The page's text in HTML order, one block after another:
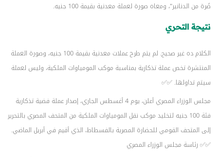
صُرة من الدنانير"، ومعاه صورة لعملة معدنية بقيمة 100 جنيه.
نتيجة التحري
الكلام ده غير صحيح. لم يتم طرح عملات معدنية بقيمة 100 جنيه، وصورة العملة
المنتشرة تخص عملة تذكارية بمناسبة موكب المومياوات الملكية، وليس لعملة
سيتم تداولها. ✅✅
مجلس الوزراء المصري أعلن، يوم 4 أغسطس الجاري، إصدار عملة فضية تذكارية
فئة 100 جنيه لتخليد موكب نقل المومياوات الملكية من المتحف المصري بالتحرير
إلى المتحف القومي للحضارة المصرية بالفسطاط، الذي أقيم في أبريل الماضي.
✅✅ رئاسة مجلس الوزراء المصري